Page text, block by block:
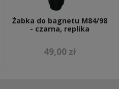
Żabka do bagnetu M84/98
- czarna, replika
49,00 zł